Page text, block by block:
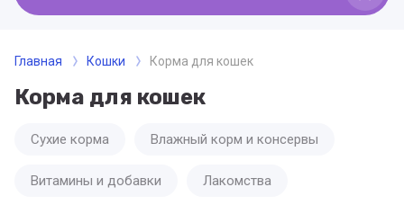
Главная Кошки Корма для кошек
Корма для кошек
Сухие корма Влажный корм и консервы
Витамины и добавки Лакомства